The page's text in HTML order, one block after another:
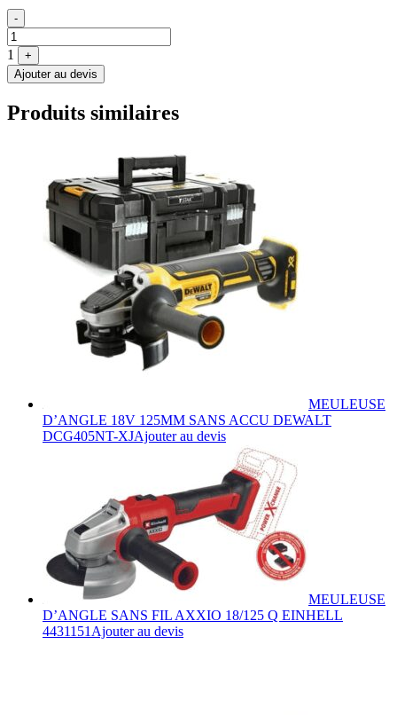
Quantité
-
1
+
Ajouter au devis
Produits similaires
MEULEUSE
D’ANGLE 18V 125MM SANS ACCU DEWALT
DCG405NT-XJAjouter au devis
MEULEUSE
D’ANGLE SANS FIL AXXIO 18/125 Q EINHELL
4431151 Ajouter au devis